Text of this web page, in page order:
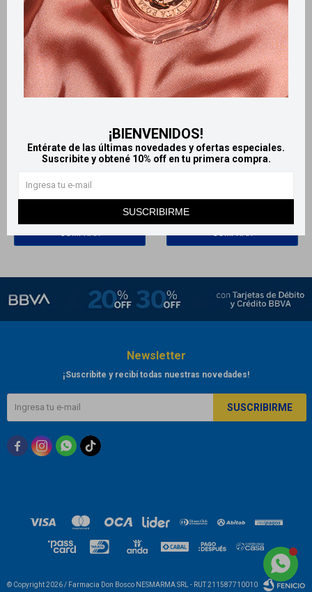
¡BIENVENIDOS!
Entérate de las últimas novedades y ofertas especiales.
Suscribite y obtené 10% off en tu primera compra.
SUSCRIBIRME
Llega HOY
enjuague bucal 60 ml
HOY
Newsletter
¡Suscribite y recibí todas nuestras novedades!
SUSCRIBIRME
  
© Copyright 2026 / Farmacia Don Bosco NESMARMA SRL - RUT 211587710010